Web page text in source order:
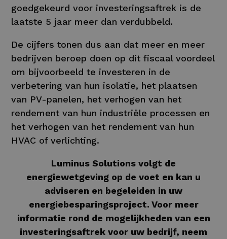
goedgekeurd voor investeringsaftrek is de
laatste 5 jaar meer dan verdubbeld.
De cijfers tonen dus aan dat meer en meer
bedrijven beroep doen op dit fiscaal voordeel
om bijvoorbeeld te investeren in de
verbetering van hun isolatie, het plaatsen
van PV-panelen, het verhogen van het
rendement van hun industriële processen en
het verhogen van het rendement van hun
HVAC of verlichting.
Luminus Solutions volgt de
energiewetgeving op de voet en kan u
adviseren en begeleiden in uw
energiebesparingsproject. Voor meer
informatie rond de mogelijkheden van een
investeringsaftrek voor uw bedrijf, neem